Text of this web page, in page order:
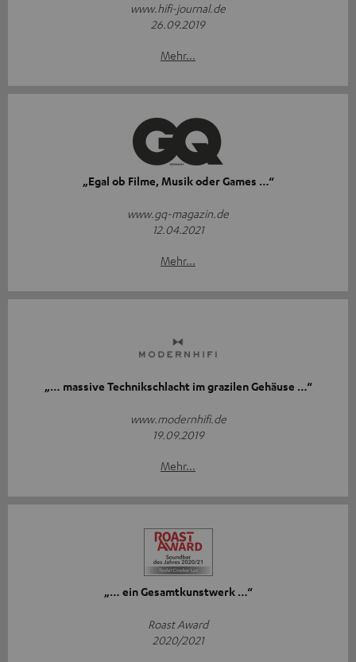
www.hifi-journal.de
26.09.2019
Mehr...
„Egal ob Filme, Musik oder Games …“
www.gq-magazin.de
12.04.2021
Mehr...
„… massive Technikschlacht im grazilen Gehäuse …“
www.modernhifi.de
19.09.2019
Mehr...
„… ein Gesamtkunstwerk …“
Roast Award
2020/2021